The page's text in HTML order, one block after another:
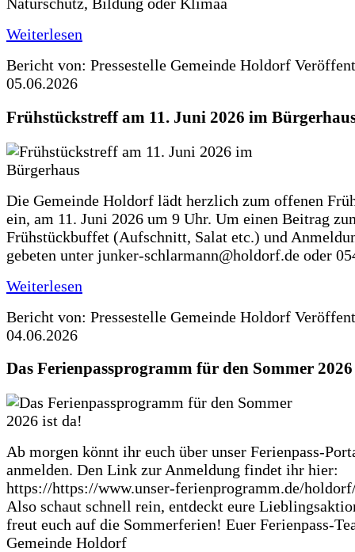
Weiterlesen
Bericht von: Pressestelle Gemeinde Holdorf
05.06.2026
Frühstückstreff am 11. Juni 2026 im
Die Gemeinde Holdorf lädt herzlich zum offenen
ein, am 11. Juni 2026 um 9 Uhr. Um einen Beitrag
Frühstückbuffet (Aufschnitt, Salat etc.) und
gebeten unter junker-schlarmann@holdorf.de oder
Weiterlesen
Bericht von: Pressestelle Gemeinde Holdorf
04.06.2026
Das Ferienpassprogramm für den Sommer
Ab morgen könnt ihr euch über unser Ferienpass-
anmelden. Den Link zur Anmeldung findet ihr hier:
https://https://www.unser-ferienprogramm.de/
Also schaut schnell rein, entdeckt eure
freut euch auf die Sommerferien! Euer Ferienpass-
Gemeinde Holdorf